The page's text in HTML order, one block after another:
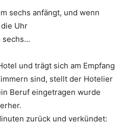
sechs anfängt, und wenn
Uhr
sechs…
und trägt sich am Empfang
sind, stellt der Hotelier
Beruf eingetragen wurde
zurück und verkündet: